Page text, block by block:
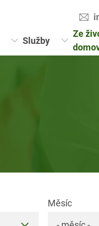
Služby
Ze
Měsíc